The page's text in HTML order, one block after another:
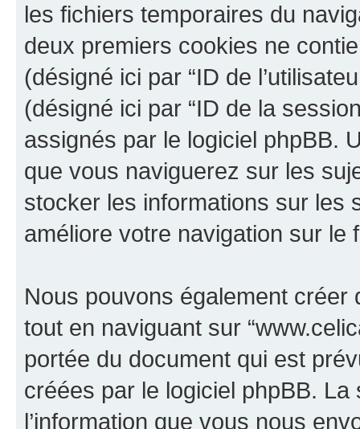
les fichiers temporaires du
deux premiers cookies ne
(désigné ici par “ID de
(désigné ici par “ID de la
assignés par le logiciel phpBB.
que vous naviguerez sur les
stocker les informations sur les
améliore votre navigation sur le
Nous pouvons également
tout en naviguant sur
portée du document qui est
créées par le logiciel phpBB.
l’information que vous nous